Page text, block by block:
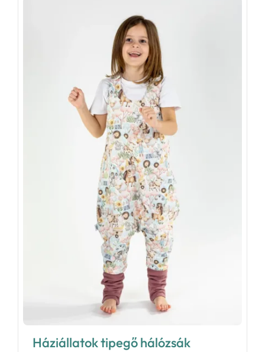
Háziállatok tipegő hálózsák